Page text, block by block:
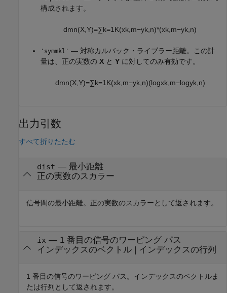
構成されます。
dmn(X Y)=∑k=1 K(xk m−yk n)*(xk m−yk n)
'symmkl' — 対称カルバック・ライブラー距離。この計
量は、正の実数の X と Y に対してのみ有効です。
dmn(X, Y)=∑k=1 K(xk, m−yk, n)(logxk, m−logyk, n)
出力引数
すべて折りたたむ
dist — 最小距離
正の実数のスカラー
信号間の最小距離。正の実数のスカラーとして返されます。
ix — 1 番目の信号のワーピング パス
インデックスのベクトル | インデックスの行列
1 番目の信号のワーピング パス。インデックスのベクトルま
たは行列として返されます。